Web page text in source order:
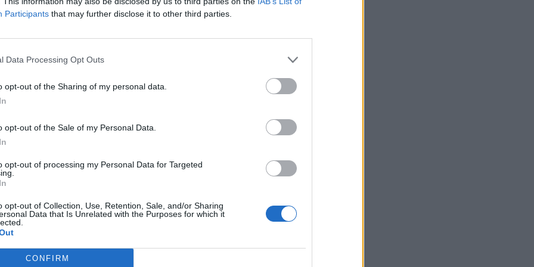
Participants that may further disclose it to other third parties.
Data Processing Opt Outs
opt-out of the Sharing of my personal data.
opt-out of the Sale of my Personal Data.
opt-out of processing my Personal Data for Targeted
opt-out of Collection, Use, Retention, Sale, and/or Sharing
Data that Is Unrelated with the Purposes for which it
CONFIRM
változat volt nálunk Fokozatmentes automata váltóval A legmagasabb,
portfolio.hu hírarchívumához tartozik, melynek olvasása előfizetéses
tartalmazza:
elmúlt 2 év napon belüli
Előfizetés
VAGY? BEJELENTKEZÉS